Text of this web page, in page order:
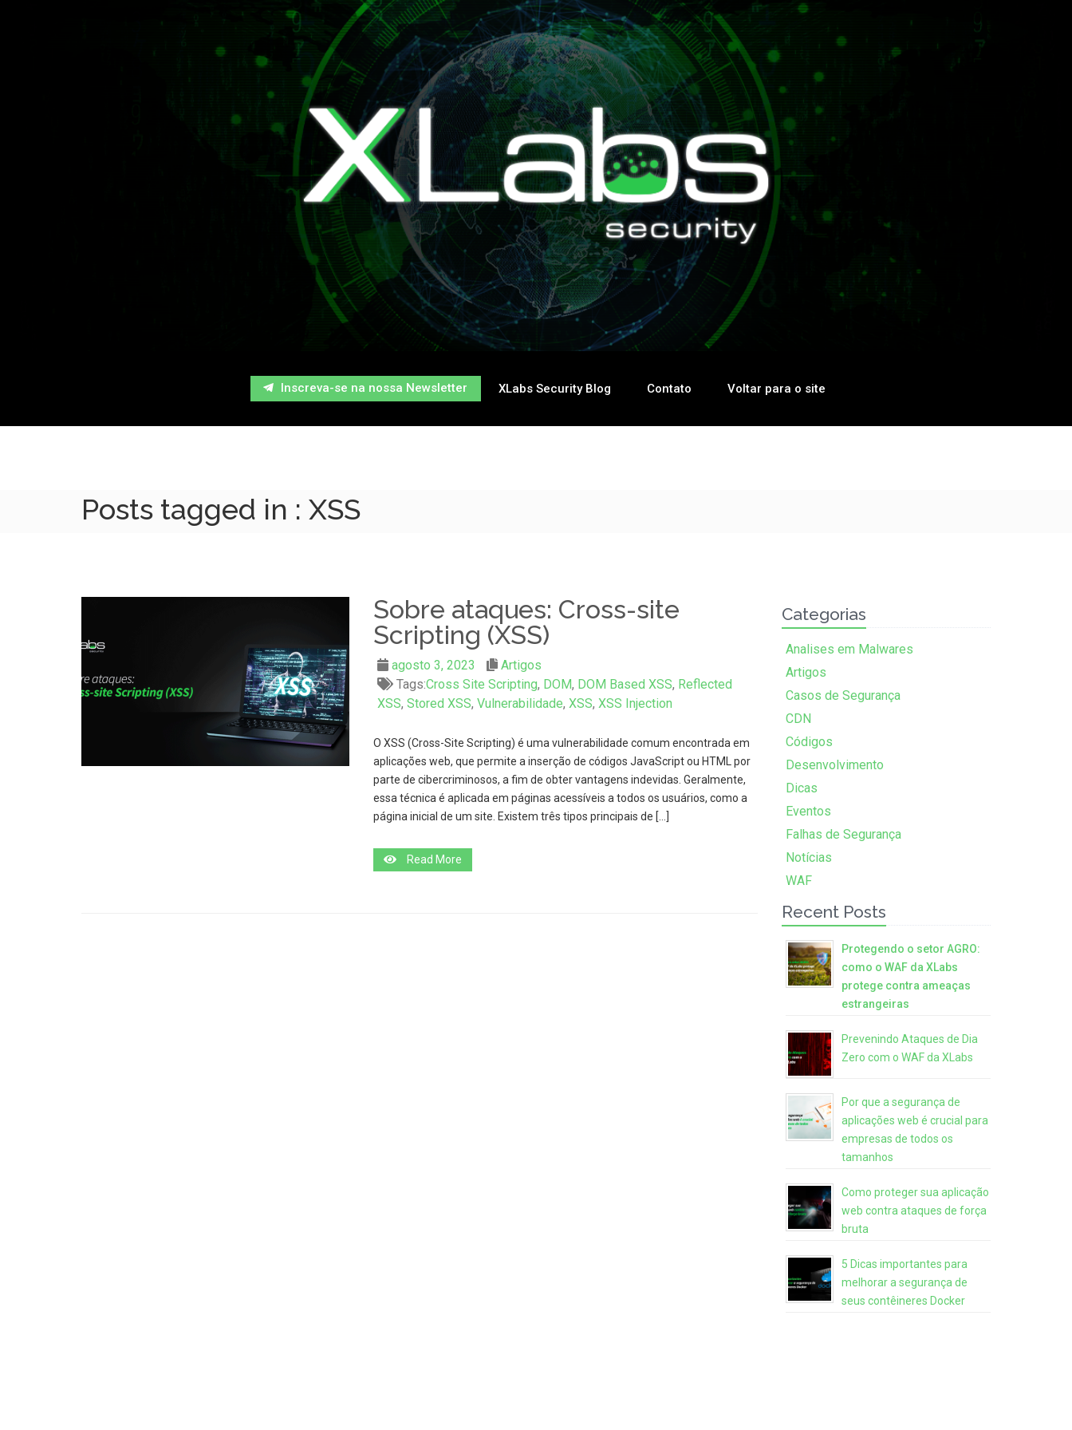
Inscreva-se na nossa Newsletter XLabs Security Blog Contato Voltar para o site
Posts tagged in : XSS
Sobre ataques: Cross-site
Scripting (XSS)
agosto 3, 2023
Artigos
Tags:Cross Site Scripting, DOM, DOM Based XSS, Reflected
XSS, Stored XSS, Vulnerabilidade, XSS, XSS Injection
O XSS (Cross-Site Scripting) é uma vulnerabilidade comum encontrada em
aplicações web, que permite a inserção de códigos JavaScript ou HTML por
parte de cibercriminosos, a fim de obter vantagens indevidas. Geralmente,
essa técnica é aplicada em páginas acessíveis a todos os usuários, como a
página inicial de um site. Existem três tipos principais de […]
Read More
Categorias
Analises em Malwares
Artigos
Casos de Segurança
CDN
Códigos
Desenvolvimento
Dicas
Eventos
Falhas de Segurança
Notícias
WAF
Recent Posts
Protegendo o setor AGRO:
como o WAF da XLabs
protege contra ameaças
estrangeiras
Prevenindo Ataques de Dia
Zero com o WAF da XLabs
Por que a segurança de
aplicações web é crucial para
empresas de todos os
tamanhos
Como proteger sua aplicação
web contra ataques de força
bruta
5 Dicas importantes para
melhorar a segurança de
seus contêineres Docker